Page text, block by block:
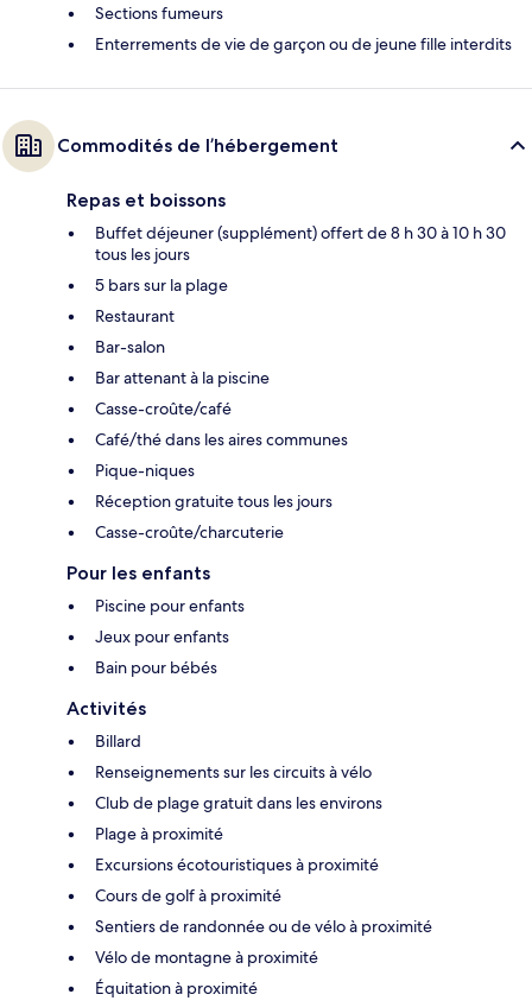
Sections fumeurs
Enterrements de vie de garçon ou de jeune fille interdits
Commodités de l’hébergement
Repas et boissons
Buffet déjeuner (supplément) offert de 8 h 30 à 10 h 30
tous les jours
5 bars sur la plage
Restaurant
Bar-salon
Bar attenant à la piscine
Casse-croûte/café
Café/thé dans les aires communes
Pique-niques
Réception gratuite tous les jours
Casse-croûte/charcuterie
Pour les enfants
Piscine pour enfants
Jeux pour enfants
Bain pour bébés
Activités
Billard
Renseignements sur les circuits à vélo
Club de plage gratuit dans les environs
Plage à proximité
Excursions écotouristiques à proximité
Cours de golf à proximité
Sentiers de randonnée ou de vélo à proximité
Vélo de montagne à proximité
Équitation à proximité